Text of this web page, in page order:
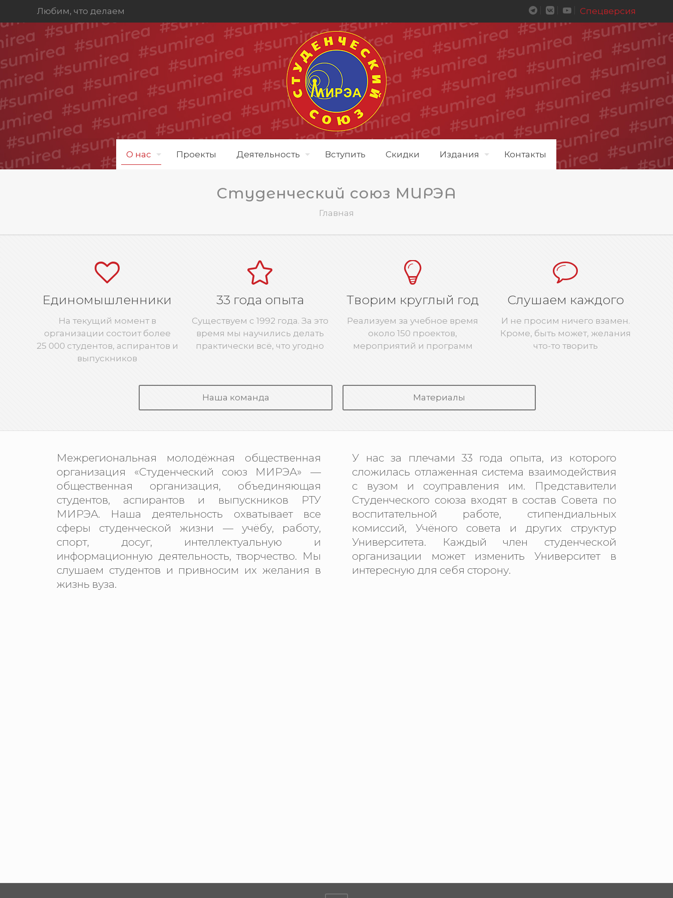
Любим, что делаем Спецверсия
О нас Проекты Деятельность Вступить Скидки Издания Контакты
Студенческий союз МИРЭА
Главная
Единомышленники
На текущий момент в
организации состоит более
25 000 студентов, аспирантов и
выпускников
33 года опыта
Существуем с 1992 года. За это
время мы научились делать
практически всё, что угодно
Творим круглый год
Реализуем за учебное время
около 150 проектов,
мероприятий и программ
Слушаем каждого
И не просим ничего взамен.
Кроме, быть может, желания
что-то творить
Наша команда Материалы
Межрегиональная молодёжная общественная
организация «Студенческий союз МИРЭА» —
общественная организация, объединяющая
студентов, аспирантов и выпускников РТУ
МИРЭА. Наша деятельность охватывает все
сферы студенческой жизни — учёбу, работу,
спорт, досуг, интеллектуальную и
информационную деятельность, творчество. Мы
слушаем студентов и привносим их желания в
жизнь вуза.
У нас за плечами 33 года опыта, из которого
сложилась отлаженная система взаимодействия
с вузом и соуправления им. Представители
Студенческого союза входят в состав Совета по
воспитательной работе, стипендиальных
комиссий, Учёного совета и других структур
Университета. Каждый член студенческой
организации может изменить Университет в
интересную для себя сторону.